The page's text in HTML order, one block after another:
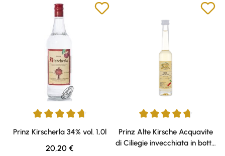
Average rating of 4.87 out of 5 stars
Prinz Kirscherla 34% vol. 1,0l
Regular price:
20,20 €
Average rating of 4.87 out of 5
Prinz Alte Kirsche Acquavite
di Ciliegie invecchiata in botte
di legno 41% vol. 0,04l